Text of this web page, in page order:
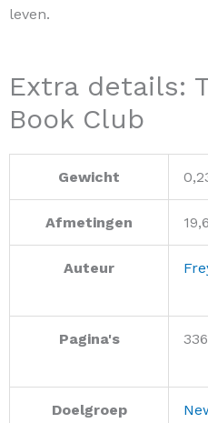
leven.
Extra details:
Book Club
Gewicht
Afmetingen
Auteur
Pagina's 336
Doelgroep